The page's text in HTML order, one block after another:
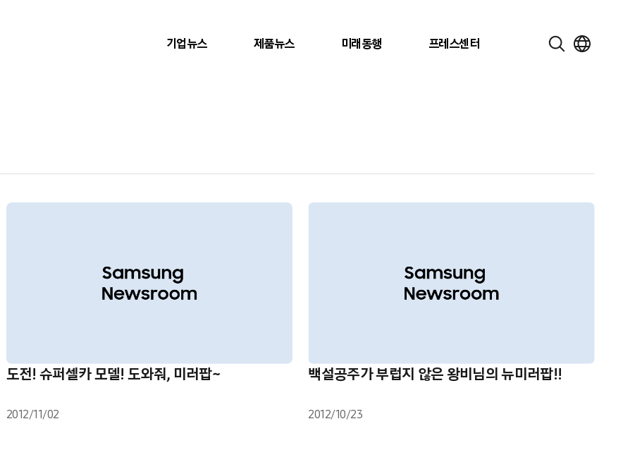
기업뉴스 제품뉴스 미래동행 프레스센터
도전! 슈퍼셀카 모델! 도와줘, 미러팝~
2012/11/02
백설공주가 부럽지 않은 왕비님의 뉴미러팝!!
2012/10/23